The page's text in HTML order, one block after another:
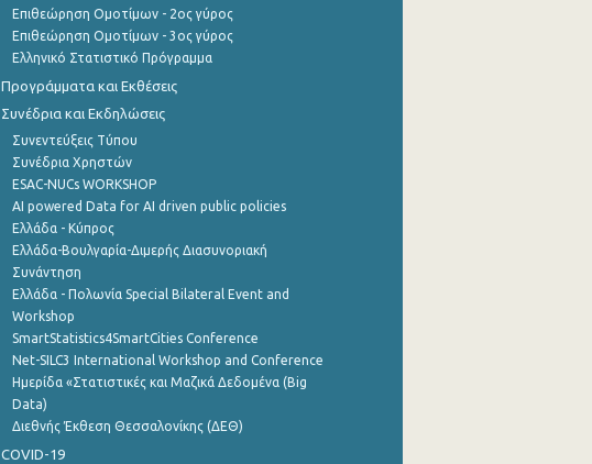
Επιθεώρηση Ομοτίμων - 2ος γύρος
Επιθεώρηση Ομοτίμων - 3ος γύρος
Ελληνικό Στατιστικό Πρόγραμμα
Προγράμματα και Εκθέσεις
Συνέδρια και Εκδηλώσεις
Συνεντεύξεις Τύπου
Συνέδρια Χρηστών
ESAC-NUCs WORKSHOP
AI powered Data for AI driven public policies
Ελλάδα - Κύπρος
Ελλάδα-Βουλγαρία-Διμερής Διασυνοριακή
Συνάντηση
Ελλάδα - Πολωνία Special Bilateral Event and
Workshop
SmartStatistics4SmartCities Conference
Net-SILC3 International Workshop and Conference
Ημερίδα «Στατιστικές και Μαζικά Δεδομένα (Big
Data)
Διεθνής Έκθεση Θεσσαλονίκης (ΔΕΘ)
COVID-19